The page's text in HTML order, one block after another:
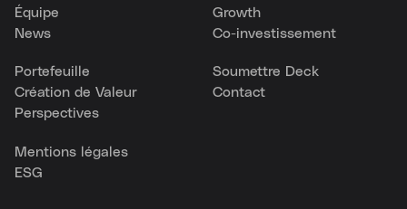
Équipe
News
Growth
Co-investissement
Portefeuille
Création de Valeur
Perspectives
Soumettre Deck
Contact
Mentions légales
ESG